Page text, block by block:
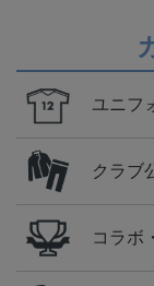
ユニフ
クラブ
コラボ